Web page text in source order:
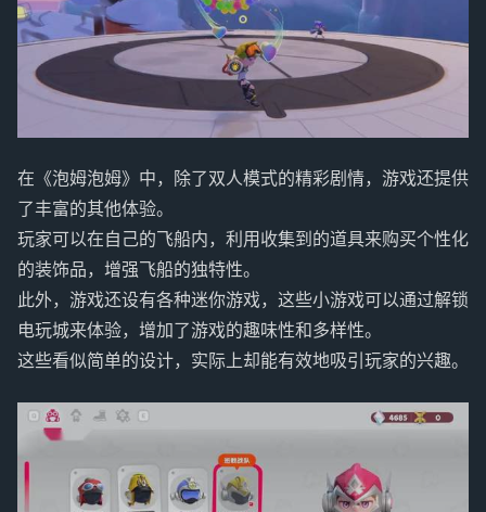
在《泡姆泡姆》中，除了双人模式的精彩剧情，游戏还提供
了丰富的其他体验。
玩家可以在自己的飞船内，利用收集到的道具来购买个性化
的装饰品，增强飞船的独特性。
此外，游戏还设有各种迷你游戏，这些小游戏可以通过解锁
电玩城来体验，增加了游戏的趣味性和多样性。
这些看似简单的设计，实际上却能有效地吸引玩家的兴趣。